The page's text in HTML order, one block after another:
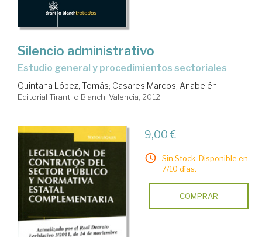
Silencio administrativo
estudio general y procedimientos sectoriales
Quintana López, Tomás; Casares Marcos, Anabelén
Editorial Tirant lo Blanch. Valencia, 2012
9,00 €
Sin Stock. Disponible en
7/10 días.
COMPRAR